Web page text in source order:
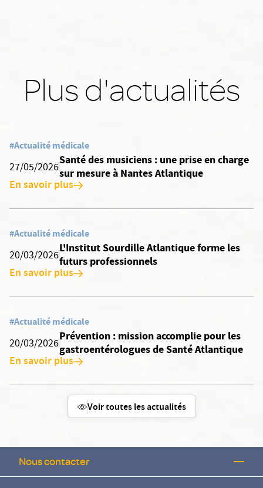
Plus d'actualités
#Actualité médicale
27/05/2026
Santé des musiciens : une prise en charge
sur mesure à Nantes Atlantique
En savoir plus
#Actualité médicale
20/03/2026
L'Institut Sourdille Atlantique forme les
futurs professionnels
En savoir plus
#Actualité médicale
20/03/2026
Prévention : mission accomplie pour les
gastroentérologues de Santé Atlantique
En savoir plus
Voir toutes les actualités
Nous contacter